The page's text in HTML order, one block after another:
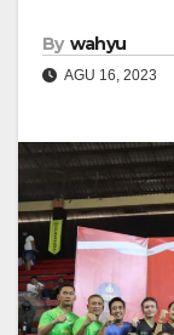
By wahyu
AGU 16, 2023